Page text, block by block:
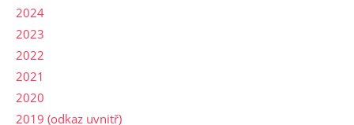
2024
2023
2022
2021
2020
2019 (odkaz uvnitř)